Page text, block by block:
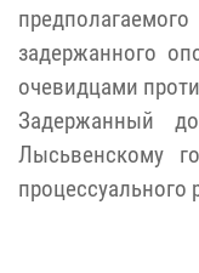
задержанного
очевидцами
Задержанный
Лысьвенскому
процессуального